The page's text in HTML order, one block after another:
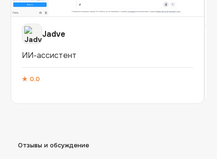
Jadve
ИИ-ассистент
★ 0.0
Отзывы и обсуждение